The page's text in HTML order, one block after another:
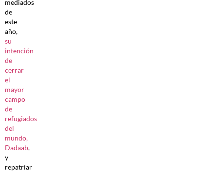
mediados
de
este
año,
su
intención
de
cerrar
el
mayor
campo
de
refugiados
del
mundo,
Dadaab,
y
repatriar